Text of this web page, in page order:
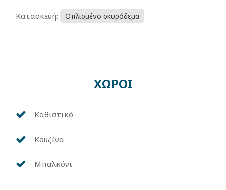
Κατασκευή: Οπλισμένο σκυρόδεμα
ΧΩΡΟΙ
Καθιστικό
Κουζίνα
Μπαλκόνι